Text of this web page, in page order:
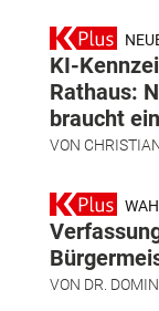
KI-
Rathaus:
braucht
VON
VON DR.